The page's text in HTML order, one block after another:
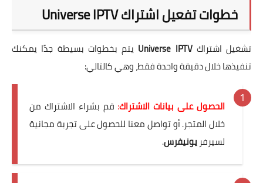
خطوات تفعيل اشتراك Universe IPTV
تشغيل اشتراكUniverse IPTV يتم بخطوات بسيطة جدًا يمكنك
تنفيذها خلال دقيقة واحدة فقط، وهي كالتالي:
الحصول على بيانات الاشتراك: قم بشراء الاشتراك من
خلال المتجر. أو تواصل معنا للحصول على تجربة مجانية
لسيرفريونيفرس.